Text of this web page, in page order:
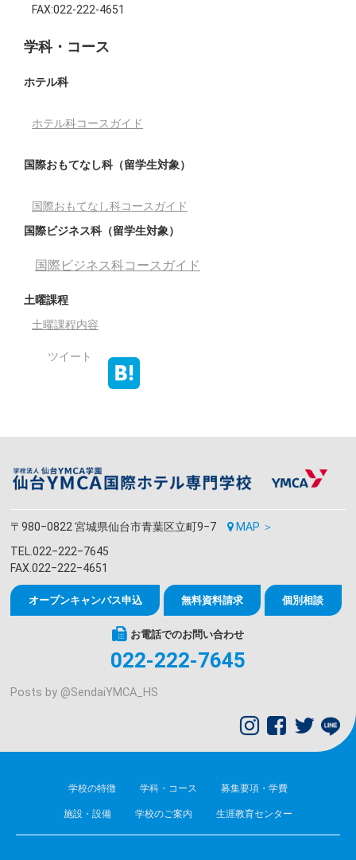
FAX:022-222-4651
学科・コース
ホテル科
ホテル科コースガイド
国際おもてなし科（留学生対象）
国際おもてなし科コースガイド
国際ビジネス科（留学生対象）
国際ビジネス科コースガイド
土曜課程
土曜課程内容
ツイート
〒980‒0822 宮城県仙台市青葉区立町9‒7
MAP ＞
TEL.022‒222‒7645
FAX.022‒222‒4651
オープンキャンパス申込 無料資料請求 個別相談
お電話でのお問い合わせ
022-222-7645
Posts by @SendaiYMCA_HS
学校の特徴 学科・コース 募集要項・学費
施設・設備 学校のご案内 生涯教育センター